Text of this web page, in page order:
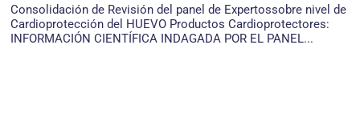
Consolidación de Revisión del panel de Expertossobre nivel de
Cardioprotección del HUEVO Productos Cardioprotectores:
INFORMACIÓN CIENTÍFICA INDAGADA POR EL PANEL...